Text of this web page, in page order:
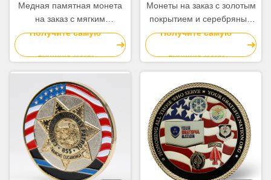
Медная памятная монета
на заказ с мягким
эмалированным
эмалированным
эмалированным
эмалированным
эмалированным
эмалированным
эмалированным
эмалированным
эмалированным
эмалированным
Получите самую
лучшую цену
Монеты на заказ с золотым
покрытием и серебряным
покрытием. Монеты-
Получите самую
лучшую цену